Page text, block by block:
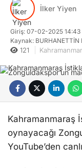
İlker Yiyen
Giriş: 07-02-2025 14:43
Kaynak: BURHANETTİN
121
Kahramanmaraş
oynayacağı
YouTube’den